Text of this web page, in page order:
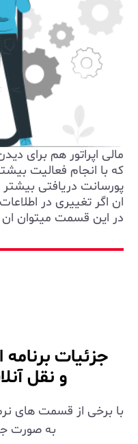
مالی اپراتور هم برای
که با انجام فعالیت
پورسانت دریافتی
ان اگر تغییری در
در این قسمت میتوان ان
جزئیات برنامه
و نقل
با برخی از قسمت های نرم
به صورت